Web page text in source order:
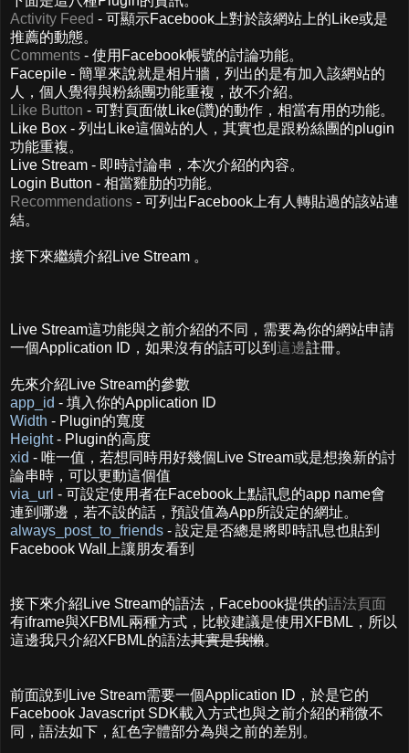
Activity Feed - 可顯示Facebook上對於該網站上的Like或是
推薦的動態。
Comments - 使用Facebook帳號的討論功能。
Facepile - 簡單來說就是相片牆，列出的是有加入該網站的
人，個人覺得與粉絲團功能重複，故不介紹。
Like Button - 可對頁面做Like(讚)的動作，相當有用的功能。
Like Box - 列出Like這個站的人，其實也是跟粉絲團的plugin
功能重複。
Live Stream - 即時討論串，本次介紹的內容。
Login Button - 相當雞肋的功能。
Recommendations - 可列出Facebook上有人轉貼過的該站連
結。
接下來繼續介紹Live Stream 。
Live Stream這功能與之前介紹的不同，需要為你的網站申請
一個Application ID，如果沒有的話可以到 這邊註冊。
先來介紹Live Stream的參數
app_id - 填入你的Application ID
Width - Plugin的寬度
Height- Plugin的高度
xid - 唯一值，若想同時用好幾個Live Stream或是想換新的討
論串時，可以更動這個值
via_url - 可設定使用者在Facebook上點訊息的app name會
連到哪邊，若不設的話，預設值為App所設定的網址。
always_post_to_friends - 設定是否總是將即時訊息也貼到
Facebook Wall上讓朋友看到
接下來介紹Live Stream的語法，Facebook提供的語法頁面
有iframe與XFBML兩種方式，比較建議是使用XFBML，所以
這邊我只介紹XFBML的語法其實是我懶。
前面說到Live Stream需要一個Application ID，於是它的
Facebook Javascript SDK載入方式也與之前介紹的稍微不
同，語法如下，紅色字體部分為與之前的差別。